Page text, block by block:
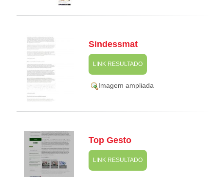
Sindessmat
LINK RESULTADO
Imagem ampliada
Top Gesto
LINK RESULTADO